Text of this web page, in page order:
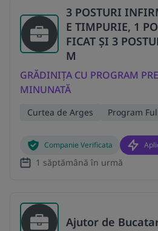
3 POSTURI
E TIMPURIE, 1
FICAT ȘI 3
M
GRĂDINIȚA CU PROGRAM
MINUNATĂ
Curtea de Arges Program
Companie Verificata
1 săptămână în urmă
Ajutor de